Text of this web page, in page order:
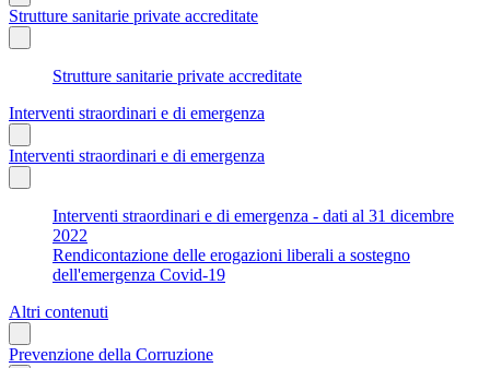
Strutture sanitarie private accreditate
Strutture sanitarie private accreditate
Interventi straordinari e di emergenza
Interventi straordinari e di emergenza
Interventi straordinari e di emergenza - dati al 31 dicembre
2022
Rendicontazione delle erogazioni liberali a sostegno
dell'emergenza Covid-19
Altri contenuti
Prevenzione della Corruzione